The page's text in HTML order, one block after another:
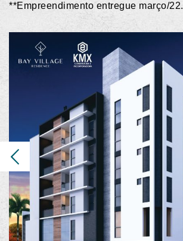
**Empreendimento entregue março/22.
Previous